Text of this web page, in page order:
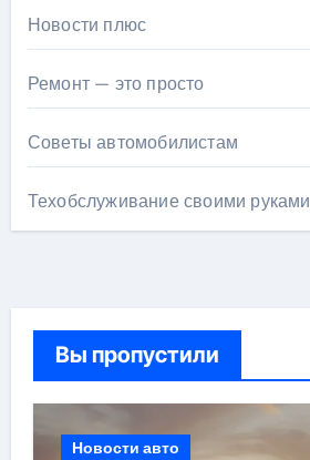
Новости плюс
Ремонт — это просто
Советы автомобилистам
Техобслуживание своими руками
Вы пропустили
Новости авто